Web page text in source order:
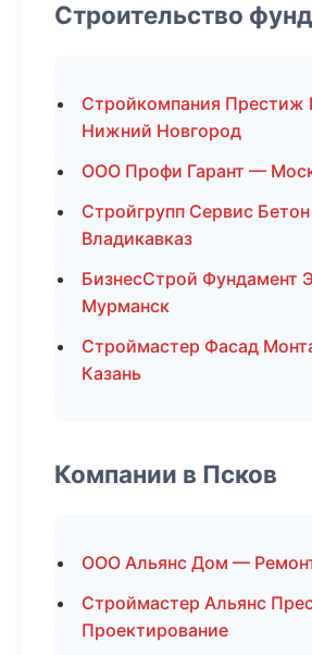
Строительство
Стройкомпания
Нижний Новгород
ООО Профи Гарант —
Стройгрупп Сервис
Владикавказ
БизнесСтрой Фундамент
Мурманск
Строймастер Фасад
Казань
Компании в Псков
ООО Альянс Дом —
Строймастер Альянс
Проектирование